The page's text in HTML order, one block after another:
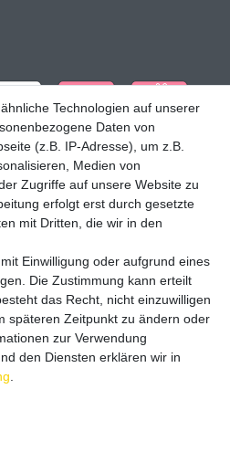
Technologien auf unserer
Daten von
(z.B. IP-Adresse), um z.B.
Medien von
Zugriffe auf unsere Website zu
erfolgt erst durch gesetzte
mit Dritten, die wir in den
Einwilligung oder aufgrund eines
Die Zustimmung kann erteilt
das Recht, nicht einzuwilligen
späteren Zeitpunkt zu ändern oder
zur Verwendung
den Diensten erklären wir in